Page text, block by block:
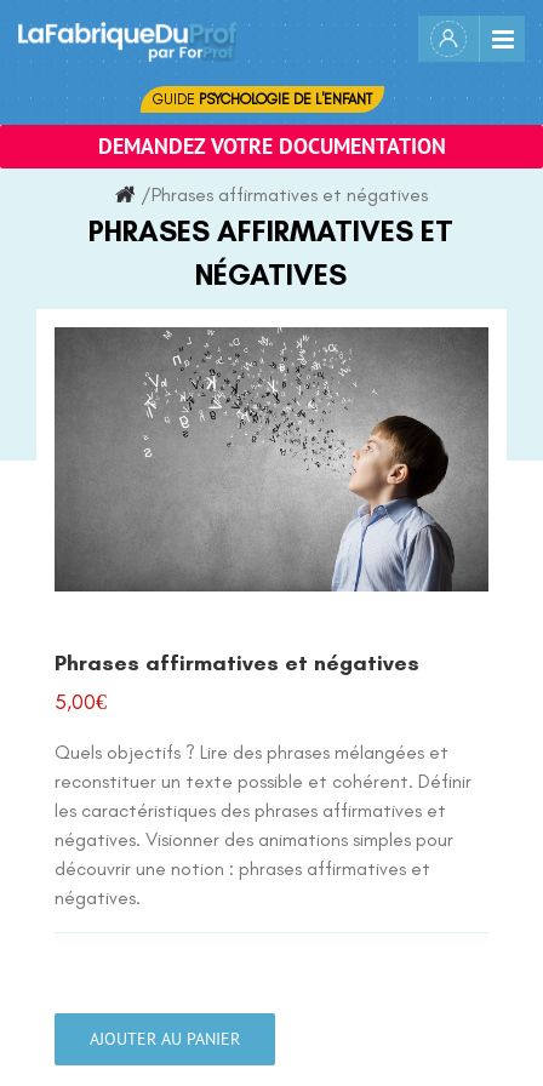
content
GUIDE PSYCHOLOGIE DE L'ENFANT
DEMANDEZ VOTRE DOCUMENTATION
/Phrases affirmatives et négatives
PHRASES AFFIRMATIVES ET
NÉGATIVES
Phrases affirmatives et négatives
5,00€
Quels objectifs ? Lire des phrases mélangées et
reconstituer un texte possible et cohérent. Définir
les caractéristiques des phrases affirmatives et
négatives. Visionner des animations simples pour
découvrir une notion : phrases affirmatives et
négatives.
AJOUTER AU PANIER